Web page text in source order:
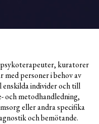
kuratorer
med personer i behov av
individer och till
och metodhandledning,
eller andra specifika
och bemötande.